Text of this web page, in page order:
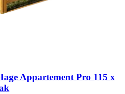
Appartement Pro 115 x